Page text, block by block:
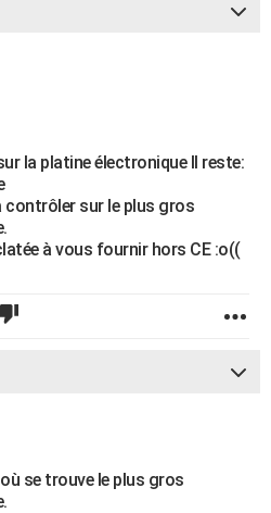
la platine électronique Il reste:
contrôler sur le plus gros
à vous fournir hors CE :o((
se trouve le plus gros